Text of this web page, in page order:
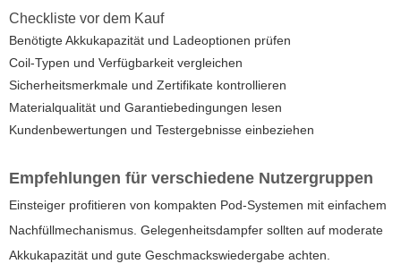
Checkliste vor dem Kauf
Benötigte Akkukapazität und Ladeoptionen prüfen
Coil-Typen und Verfügbarkeit vergleichen
Sicherheitsmerkmale und Zertifikate kontrollieren
Materialqualität und Garantiebedingungen lesen
Kundenbewertungen und Testergebnisse einbeziehen
Empfehlungen für verschiedene Nutzergruppen
Einsteiger profitieren von kompakten Pod-Systemen mit einfachem
Nachfüllmechanismus. Gelegenheitsdampfer sollten auf moderate
Akkukapazität und gute Geschmackswiedergabe achten.